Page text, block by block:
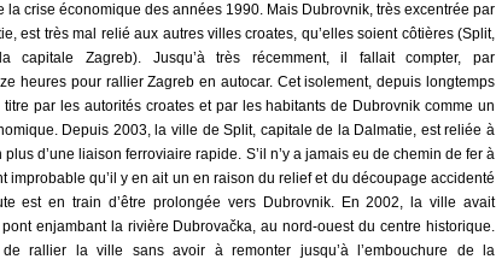
la crise économique des années 1990. Mais Dubrovnik, très excentrée par
est très mal relié aux autres villes croates, qu’elles soient côtières (Split,
capitale Zagreb). Jusqu’à très récemment, il fallait compter, par
heures pour rallier Zagreb en autocar. Cet isolement, depuis longtemps
par les autorités croates et par les habitants de Dubrovnik comme un
Depuis 2003, la ville de Split, capitale de la Dalmatie, est reliée à
d’une liaison ferroviaire rapide. S’il n’y a jamais eu de chemin de fer à
improbable qu’il y en ait un en raison du relief et du découpage accidenté
est en train d’être prolongée vers Dubrovnik. En 2002, la ville avait
enjambant la rivière Dubrovačka, au nord-ouest du centre historique.
rallier la ville sans avoir à remonter jusqu’à l’embouchure de la